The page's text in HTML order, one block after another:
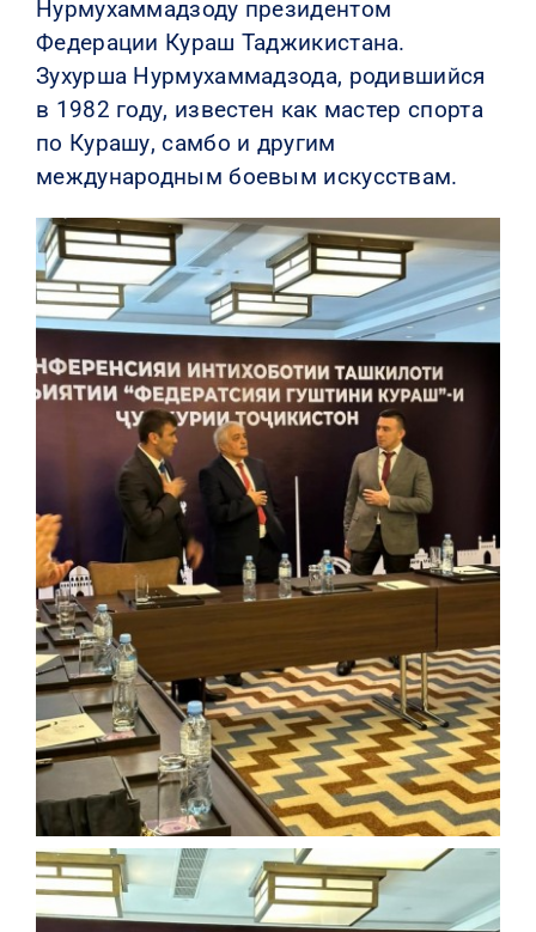
Нурмухаммадзоду президентом
Федерации Кураш Таджикистана.
Зухурша Нурмухаммадзода, родившийся
в 1982 году, известен как мастер спорта
по Курашу, самбо и другим
международным боевым искусствам.